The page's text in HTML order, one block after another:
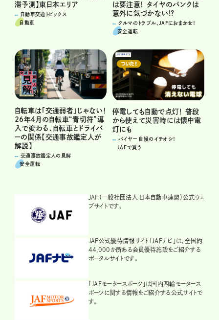
滞予測】東日本エリア
自動車交通トピックス
自動車
は要注意！ タイヤのパンクは
意外に気づかない!?
クルマのトラブル、JAFにおまかせ！
安全運転
自転車は「交通弱者」じゃない！
26年4月の自転車“青切符”導
入で変わる、自転車とドライバ
ーの関係【交通事故鑑定人が
解説】
交通事故鑑定人の見解
安全運転
停電しても自動で点灯！ 普段
から使えて災害時には懐中電
灯にも
バイヤー 自慢のイチオシ！
JAFで買う
JAF（一般社団法人 日本自動車連盟）公式ウェ
ブサイトです。
JAF公式優待情報サイト「JAFナビ」は、全国約
44,000か所ある会員優待施設をご紹介する
ポータルサイトです。
「JAFモータースポーツ」は国内四輪モータース
ポーツに関する情報をご紹介する公式サイトで
す。